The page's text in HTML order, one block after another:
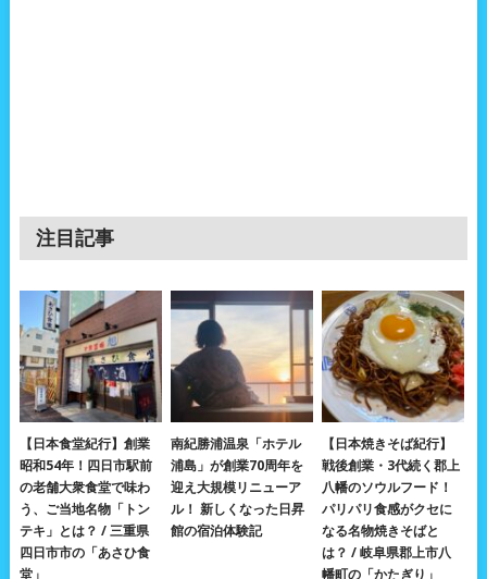
注目記事
【日本食堂紀行】創業
昭和54年！四日市駅前
の老舗大衆食堂で味わ
う、ご当地名物「トン
テキ」とは？ / 三重県
四日市市の「あさひ食
堂」
南紀勝浦温泉「ホテル
浦島」が創業70周年を
迎え大規模リニューア
ル！ 新しくなった日昇
館の宿泊体験記
【日本焼きそば紀行】
戦後創業・3代続く郡上
八幡のソウルフード！
パリパリ食感がクセに
なる名物焼きそばと
は？ / 岐阜県郡上市八
幡町の「かたぎり」